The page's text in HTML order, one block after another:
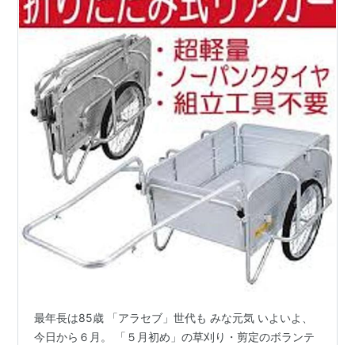
最年長は85歳 「アラセブ」世代も みな元気 いよいよ、
今日から６月。 「５月初め」の草刈り・剪定のボランテ